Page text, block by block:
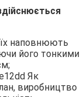
їх наповнюють
його тонкими